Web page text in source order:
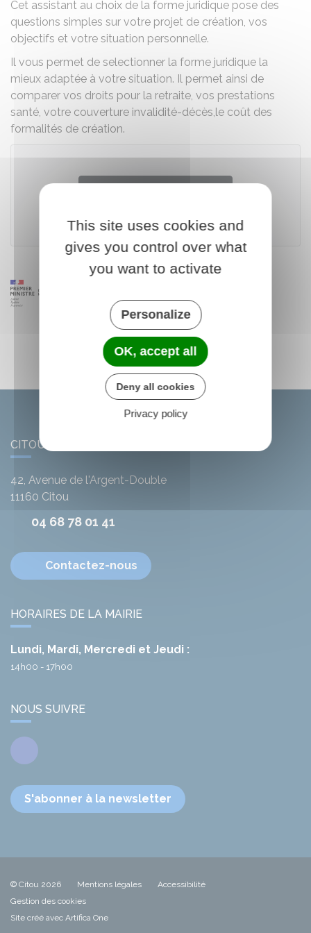
Cet assistant au choix de la forme juridique pose des
questions simples sur votre projet de création, vos
objectifs et votre situation personnelle.
Il vous permet de selectionner la forme juridique la
mieux adaptée à votre situation. Il permet ainsi de
comparer vos droits pour la retraite, vos prestations
santé, votre couverture invalidité-décès,le coût des
formalités de création.
Urssaf
CITOU
42, Avenue de l'Argent-Double
11160 Citou
04 68 78 01 41
Contactez-nous
HORAIRES DE LA MAIRIE
Lundi, Mardi, Mercredi et Jeudi :
14h00 - 17h00
NOUS SUIVRE
Facebook
S'abonner à la newsletter
© Citou 2026 Mentions légales
Accessibilité
Gestion des cookies
Site créé avec Artifica One
This site uses cookies and
gives you control over what
you want to activate
Personalize
OK, accept all
Deny all cookies
Privacy policy